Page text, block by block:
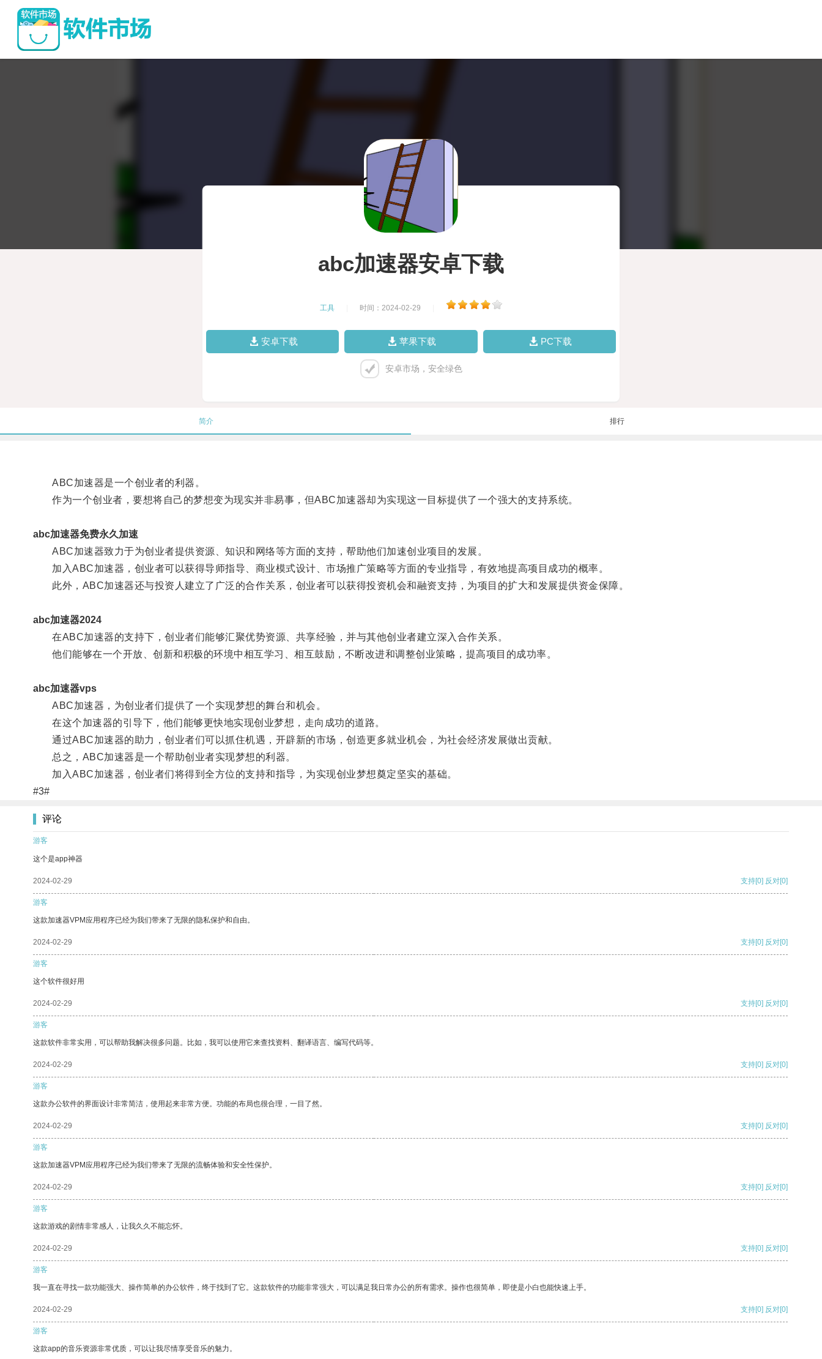
abc加速器安卓下载
工具 时间：2024-02-29
安卓下载 苹果下载 PC下载
安卓市场，安全绿色
简介 排行
ABC加速器是一个创业者的利器。
作为一个创业者，要想将自己的梦想变为现实并非易事，但ABC加速器却为实现这一目标提供了一个强大的支持系统。
abc加速器免费永久加速
ABC加速器致力于为创业者提供资源、知识和网络等方面的支持，帮助他们加速创业项目的发展。
加入ABC加速器，创业者可以获得导师指导、商业模式设计、市场推广策略等方面的专业指导，有效地提高项目成功的概率。
此外，ABC加速器还与投资人建立了广泛的合作关系，创业者可以获得投资机会和融资支持，为项目的扩大和发展提供资金保障。
abc加速器2024
在ABC加速器的支持下，创业者们能够汇聚优势资源、共享经验，并与其他创业者建立深入合作关系。
他们能够在一个开放、创新和积极的环境中相互学习、相互鼓励，不断改进和调整创业策略，提高项目的成功率。
abc加速器vps
ABC加速器，为创业者们提供了一个实现梦想的舞台和机会。
在这个加速器的引导下，他们能够更快地实现创业梦想，走向成功的道路。
通过ABC加速器的助力，创业者们可以抓住机遇，开辟新的市场，创造更多就业机会，为社会经济发展做出贡献。
总之，ABC加速器是一个帮助创业者实现梦想的利器。
加入ABC加速器，创业者们将得到全方位的支持和指导，为实现创业梦想奠定坚实的基础。
#3#
评论
游客
这个是app神器
2024-02-29 支持[0] 反对[0]
游客
这款加速器VPM应用程序已经为我们带来了无限的隐私保护和自由。
2024-02-29 支持[0] 反对[0]
游客
这个软件很好用
2024-02-29 支持[0] 反对[0]
游客
这款软件非常实用，可以帮助我解决很多问题。比如，我可以使用它来查找资料、翻译语言、编写代码等。
2024-02-29 支持[0] 反对[0]
游客
这款办公软件的界面设计非常简洁，使用起来非常方便。功能的布局也很合理，一目了然。
2024-02-29 支持[0] 反对[0]
游客
这款加速器VPM应用程序已经为我们带来了无限的流畅体验和安全性保护。
2024-02-29 支持[0] 反对[0]
游客
这款游戏的剧情非常感人，让我久久不能忘怀。
2024-02-29 支持[0] 反对[0]
游客
我一直在寻找一款功能强大、操作简单的办公软件，终于找到了它。这款软件的功能非常强大，可以满足我日常办公的所有需求。操作也很简单，即使是小白也能快速上手。
2024-02-29 支持[0] 反对[0]
游客
这款app的音乐资源非常优质，可以让我尽情享受音乐的魅力。